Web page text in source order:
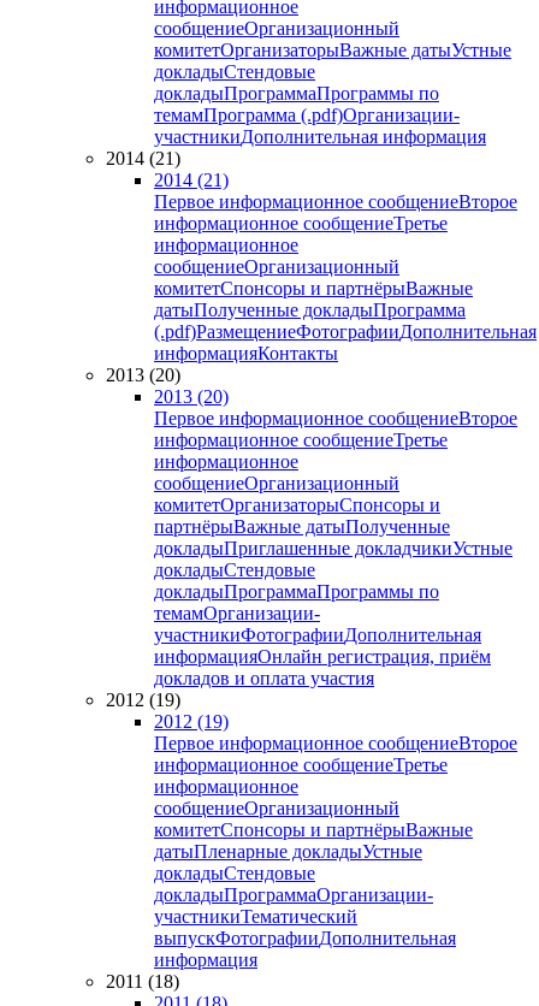
информационное
сообщениеОрганизационный
комитетОрганизаторыВажные датыУстные
докладыСтендовые
докладыПрограммаПрограммы по
темамПрограмма (.pdf)Организации-
участникиДополнительная информация
2014 (21)
2014 (21)
Первое информационное сообщениеВторое
информационное сообщениеТретье
информационное
сообщениеОрганизационный
комитетСпонсоры и партнёрыВажные
датыПолученные докладыПрограмма
(.pdf)РазмещениеФотографииДополнительная
информацияКонтакты
2013 (20)
2013 (20)
Первое информационное сообщениеВторое
информационное сообщениеТретье
информационное
сообщениеОрганизационный
комитетОрганизаторыСпонсоры и
партнёрыВажные датыПолученные
докладыПриглашенные докладчикиУстные
докладыСтендовые
докладыПрограммаПрограммы по
темамОрганизации-
участникиФотографииДополнительная
информацияОнлайн регистрация, приём
докладов и оплата участия
2012 (19)
2012 (19)
Первое информационное сообщениеВторое
информационное сообщениеТретье
информационное
сообщениеОрганизационный
комитетСпонсоры и партнёрыВажные
датыПленарные докладыУстные
докладыСтендовые
докладыПрограммаОрганизации-
участникиТематический
выпускФотографииДополнительная
информация
2011 (18)